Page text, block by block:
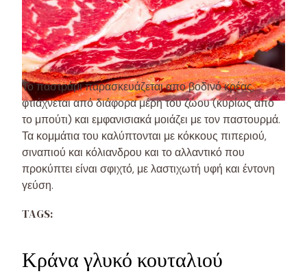
Το παστράμι παρασκευάζεται απο βοδινό κρέας,
φτιάχνεται από διάφορα μέρη του ζώου (κυρίως από
το μπούτι) και εμφανισιακά μοιάζει με τον παστουρμά.
Τα κομμάτια του καλύπτονται με κόκκους πιπεριού,
σιναπιού και κόλιανδρου και το αλλαντικό που
προκύπτει είναι σφιχτό, με λαστιχωτή υφή και έντονη
γεύση.
TAGS:
Κράνα γλυκό κουταλιού